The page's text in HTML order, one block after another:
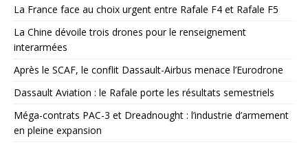
La France face au choix urgent entre Rafale F4 et Rafale F5
La Chine dévoile trois drones pour le renseignement
interarmées
Après le SCAF, le conflit Dassault-Airbus menace l’Eurodrone
Dassault Aviation : le Rafale porte les résultats semestriels
Méga-contrats PAC-3 et Dreadnought : l’industrie d’armement
en pleine expansion